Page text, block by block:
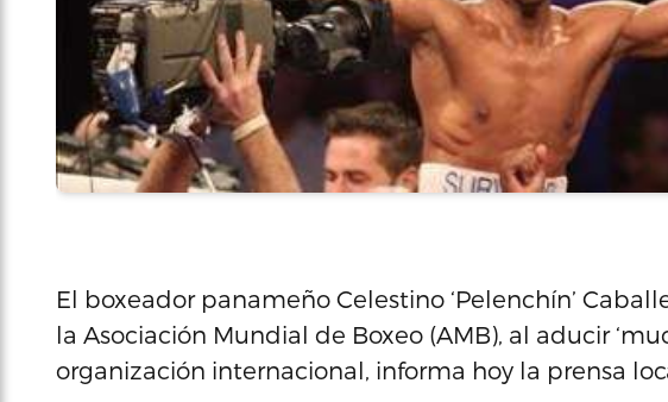
El boxeador panameño Celestino ‘Pelenchín’
la Asociación Mundial de Boxeo (AMB), al aducir
organización internacional, informa hoy la prensa